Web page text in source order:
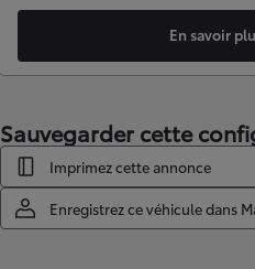
En savoir
Sauvegarder cette
Imprimez cette annonce
Enregistrez ce véhicule dans